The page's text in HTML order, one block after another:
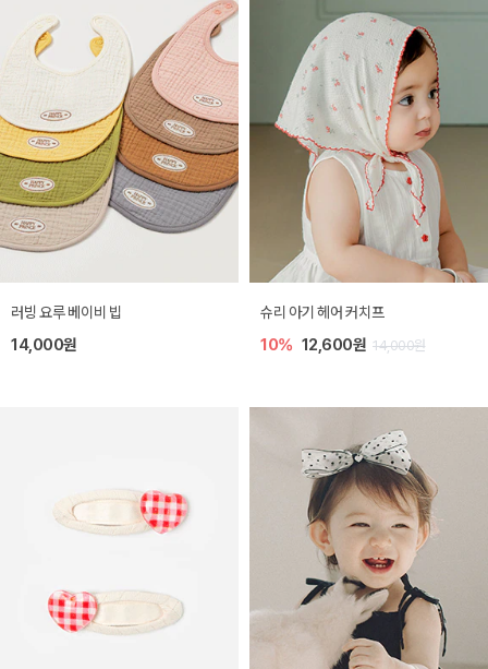
러빙 요루 베이비 빕
14,000원
슈리 아기 헤어 커치프
10% 12,600원 14,000원